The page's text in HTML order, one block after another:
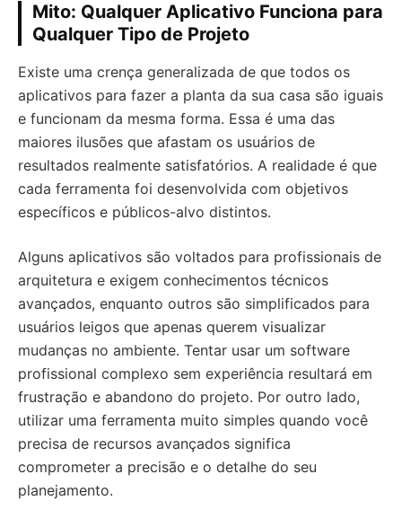
Mito: Qualquer Aplicativo Funciona para
Qualquer Tipo de Projeto
Existe uma crença generalizada de que todos os
aplicativos para fazer a planta da sua casa são iguais
e funcionam da mesma forma. Essa é uma das
maiores ilusões que afastam os usuários de
resultados realmente satisfatórios. A realidade é que
cada ferramenta foi desenvolvida com objetivos
específicos e públicos-alvo distintos.
Alguns aplicativos são voltados para profissionais de
arquitetura e exigem conhecimentos técnicos
avançados, enquanto outros são simplificados para
usuários leigos que apenas querem visualizar
mudanças no ambiente. Tentar usar um software
profissional complexo sem experiência resultará em
frustração e abandono do projeto. Por outro lado,
utilizar uma ferramenta muito simples quando você
precisa de recursos avançados significa
comprometer a precisão e o detalhe do seu
planejamento.